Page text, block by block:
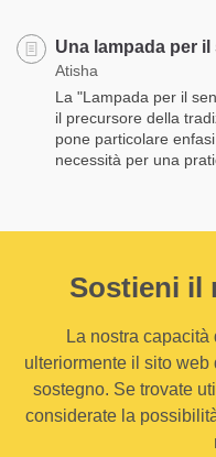
Una lampada per
Atisha
La "Lampada per il
il precursore della
pone particolare
necessità per una
Sostieni il
La nostra
ulteriormente il sito
sostegno. Se trovate
considerate la